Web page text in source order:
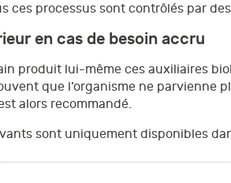
ces processus sont contrôlés par
en cas de besoin accru
produit lui-même ces auxiliaires
que l’organisme ne parvienne
alors recommandé.
sont uniquement disponibles